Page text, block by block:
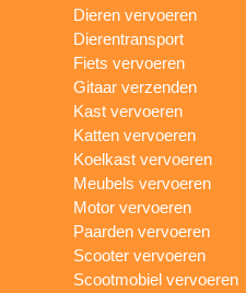
Dieren vervoeren
Dierentransport
Fiets vervoeren
Gitaar verzenden
Kast vervoeren
Katten vervoeren
Koelkast vervoeren
Meubels vervoeren
Motor vervoeren
Paarden vervoeren
Scooter vervoeren
Scootmobiel vervoeren